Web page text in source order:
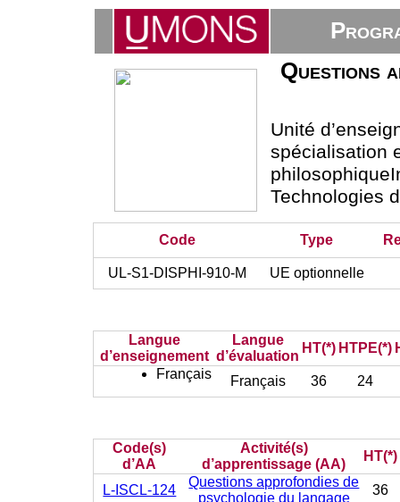
Questions
Unité
spécialisation
Technologies
Code Type
UL-S1-DISPHI-910-M UE optionnelle
Langue
d’enseignement
Langue
d’évaluation
HT(*) HTPE(*)
Français
Français 36 24
Code(s)
d’AA
Activité(s)
d’apprentissage (AA)
HT(*)
L-ISCL-124
Questions approfondies de
psychologie du langage
36